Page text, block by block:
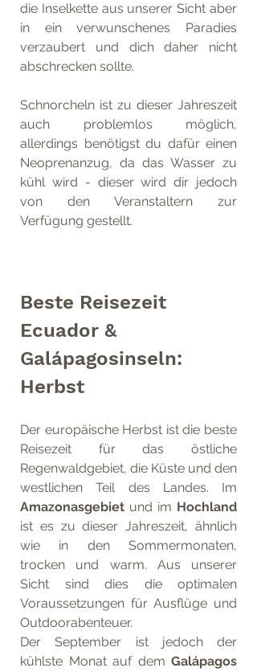
die Inselkette aus unserer Sicht aber
in ein verwunschenes Paradies
verzaubert und dich daher nicht
abschrecken sollte.
Schnorcheln ist zu dieser Jahreszeit
auch problemlos möglich,
allerdings benötigst du dafür einen
Neoprenanzug, da das Wasser zu
kühl wird - dieser wird dir jedoch
von den Veranstaltern zur
Verfügung gestellt.
Beste Reisezeit
Ecuador &
Galápagosinseln:
Herbst
Der europäische Herbst ist die beste
Reisezeit für das östliche
Regenwaldgebiet, die Küste und den
Amazonasgebiet und im Hochland
ist es zu dieser Jahreszeit, ähnlich
wie in den Sommermonaten,
trocken und warm. Aus unserer
Sicht sind dies die optimalen
Voraussetzungen für Ausflüge und
Outdoorabenteuer.
Der September ist jedoch der
kühlste Monat auf dem Galápagos